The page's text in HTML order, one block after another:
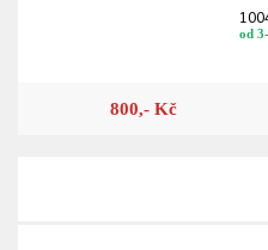
od
800,- Kč